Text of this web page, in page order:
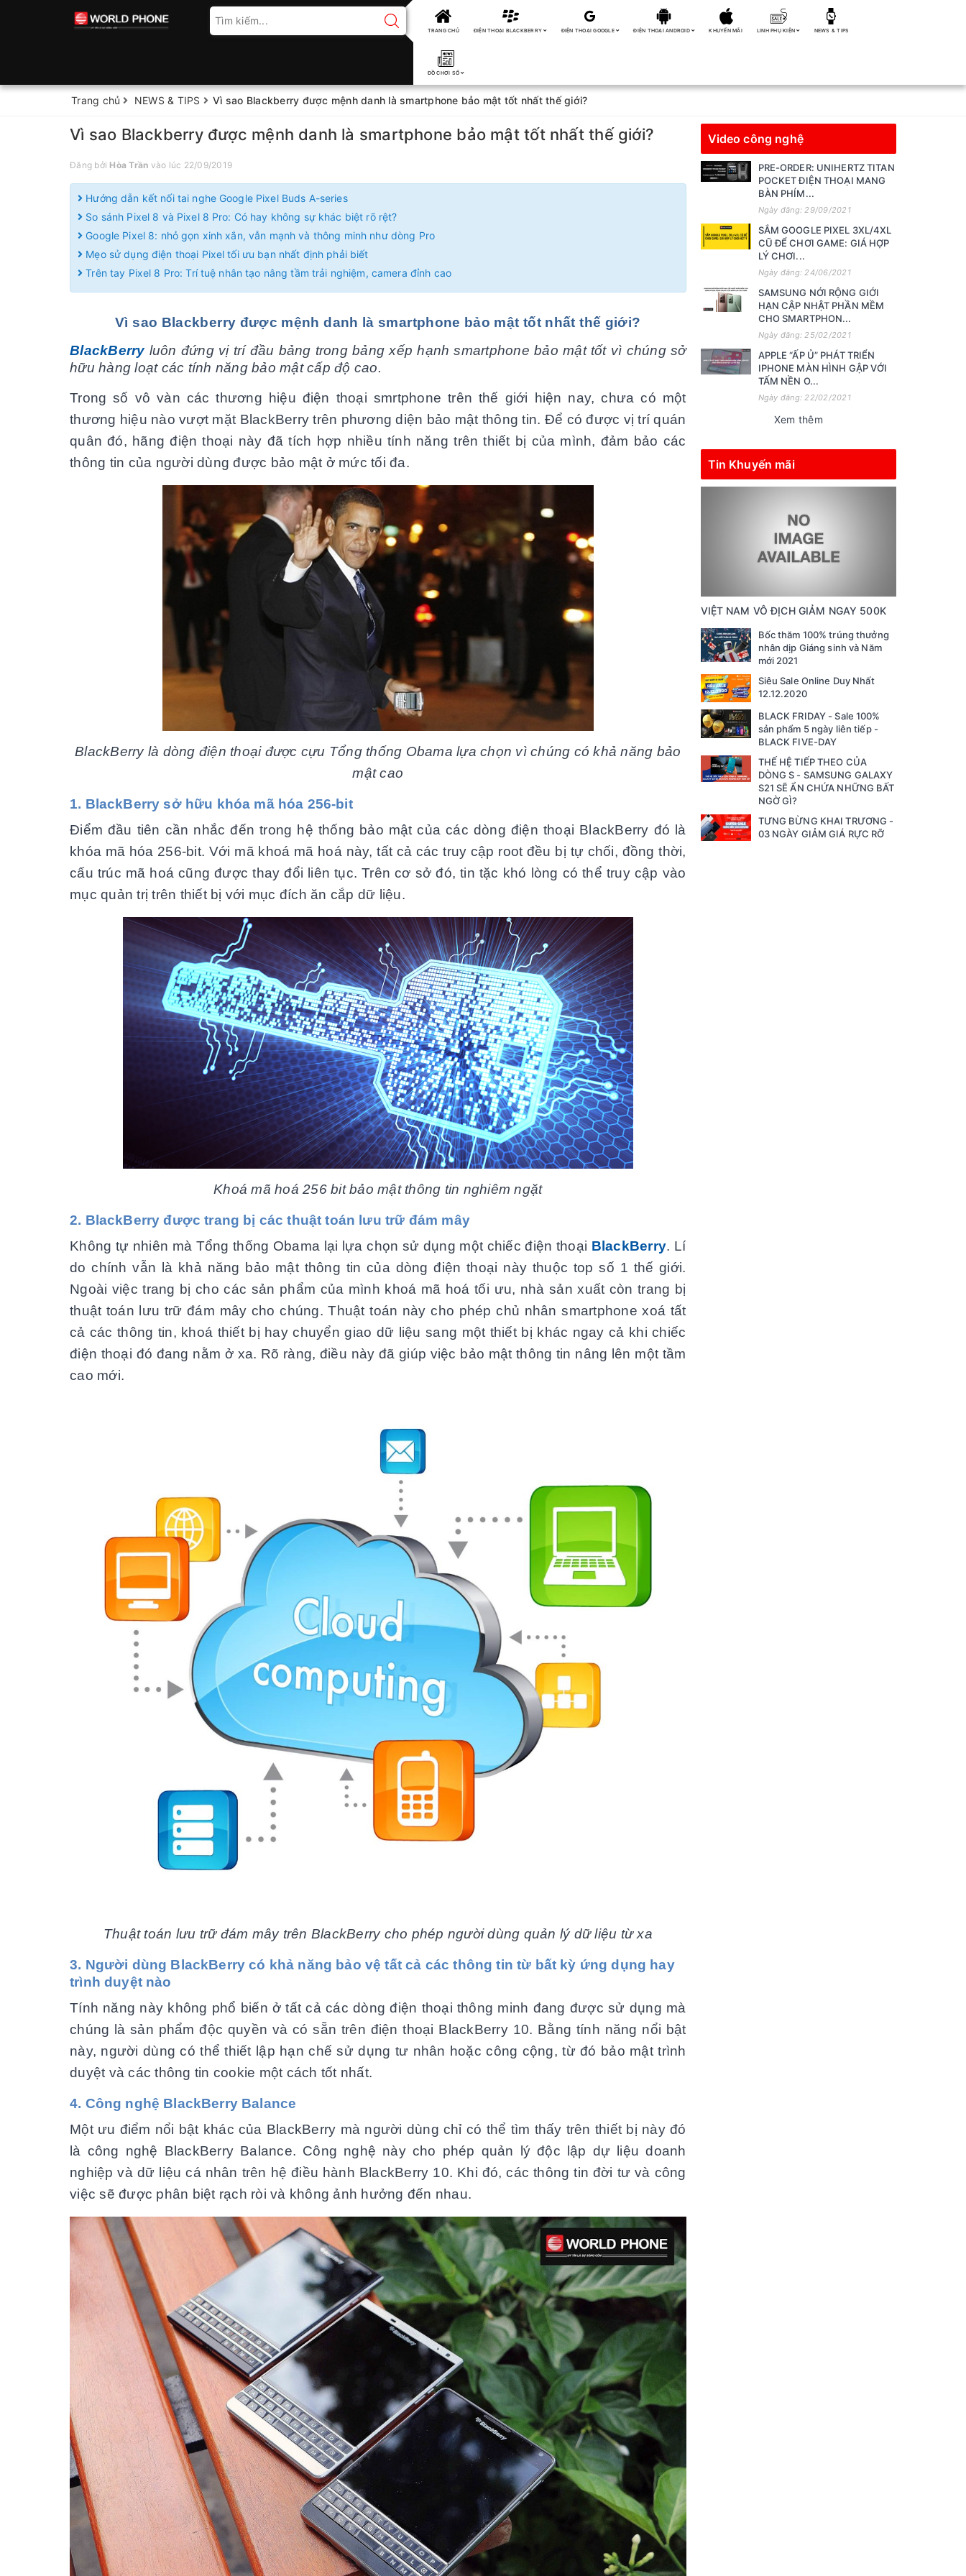
TRANG CHỦ ĐIỆN THOẠI BLACKBERRY ĐIỆN THOẠI GOOGLE ĐIỆN THOẠI ANDROID KHUYẾN MÃI LINH PHỤ KIỆN NEWS & TIPS
ĐỒ CHƠI SỐ
Trang chủ NEWS & TIPS Vì sao Blackberry được mệnh danh là smartphone bảo mật tốt nhất thế giới?
Vì sao Blackberry được mệnh danh là smartphone bảo mật tốt nhất thế giới?
Đăng bởi Hòa Trần vào lúc 22/09/2019
Hướng dẫn kết nối tai nghe Google Pixel Buds A-series
So sánh Pixel 8 và Pixel 8 Pro: Có hay không sự khác biệt rõ rệt?
Google Pixel 8: nhỏ gọn xinh xắn, vẫn mạnh và thông minh như dòng Pro
Mẹo sử dụng điện thoại Pixel tối ưu bạn nhất định phải biết
Trên tay Pixel 8 Pro: Trí tuệ nhân tạo nâng tầm trải nghiệm, camera đỉnh cao
Vì sao Blackberry được mệnh danh là smartphone bảo mật tốt nhất thế giới?
BlackBerryluôn đứng vị trí đầu bảng trong bảng xếp hạnh smartphone bảo mật tốt vì chúng sở
hữu hàng loạt các tính năng bảo mật cấp độ cao.
Trong số vô vàn các thương hiệu điện thoại smrtphone trên thế giới hiện nay, chưa có một
thương hiệu nào vượt mặt BlackBerry trên phương diện bảo mật thông tin. Để có được vị trí quán
quân đó, hãng điện thoại này đã tích hợp nhiều tính năng trên thiết bị của mình, đảm bảo các
thông tin của người dùng được bảo mật ở mức tối đa.
BlackBerry là dòng điện thoại được cựu Tổng thống Obama lựa chọn vì chúng có khả năng bảo
mật cao
1. BlackBerry sở hữu khóa mã hóa 256-bit
Điểm đầu tiên cần nhắc đến trong hệ thống bảo mật của các dòng điện thoại BlackBerry đó là
khóa mã hóa 256-bit. Với mã khoá mã hoá này, tất cả các truy cập root đều bị tự chối, đồng thời,
cấu trúc mã hoá cũng được thay đổi liên tục. Trên cơ sở đó, tin tặc khó lòng có thể truy cập vào
mục quản trị trên thiết bị với mục đích ăn cắp dữ liệu.
Khoá mã hoá 256 bit bảo mật thông tin nghiêm ngặt
2. BlackBerry được trang bị các thuật toán lưu trữ đám mây
Không tự nhiên mà Tổng thống Obama lại lựa chọn sử dụng một chiếc điện thoại BlackBerry. Lí
do chính vẫn là khả năng bảo mật thông tin của dòng điện thoại này thuộc top số 1 thế giới.
Ngoài việc trang bị cho các sản phẩm của mình khoá mã hoá tối ưu, nhà sản xuất còn trang bị
thuật toán lưu trữ đám mây cho chúng. Thuật toán này cho phép chủ nhân smartphone xoá tất
cả các thông tin, khoá thiết bị hay chuyển giao dữ liệu sang một thiết bị khác ngay cả khi chiếc
điện thoại đó đang nằm ở xa. Rõ ràng, điều này đã giúp việc bảo mật thông tin nâng lên một tầm
cao mới.
Thuật toán lưu trữ đám mây trên BlackBerry cho phép người dùng quản lý dữ liệu từ xa
3. Người dùng BlackBerry có khả năng bảo vệ tất cả các thông tin từ bất kỳ ứng dụng hay
trình duyệt nào
Tính năng này không phổ biến ở tất cả các dòng điện thoại thông minh đang được sử dụng mà
chúng là sản phẩm độc quyền và có sẵn trên điện thoại BlackBerry 10. Bằng tính năng nổi bật
này, người dùng có thể thiết lập hạn chế sử dụng tư nhân hoặc công cộng, từ đó bảo mật trình
duyệt và các thông tin cookie một cách tốt nhất.
4. Công nghệ BlackBerry Balance
Một ưu điểm nổi bật khác của BlackBerry mà người dùng chỉ có thể tìm thấy trên thiết bị này đó
là công nghệ BlackBerry Balance. Công nghệ này cho phép quản lý độc lập dự liệu doanh
nghiệp và dữ liệu cá nhân trên hệ điều hành BlackBerry 10. Khi đó, các thông tin đời tư và công
việc sẽ được phân biệt rạch ròi và không ảnh hưởng đến nhau.
Video công nghệ
PRE-ORDER: UNIHERTZ TITAN
POCKET ĐIỆN THOẠI MANG
BÀN PHÍM...
Ngày đăng: 29/09/2021
SẮM GOOGLE PIXEL 3XL/4XL
CŨ ĐỂ CHƠI GAME: GIÁ HỢP
LÝ CHƠI...
Ngày đăng: 24/06/2021
SAMSUNG NỚI RỘNG GIỚI
HẠN CẬP NHẬT PHẦN MỀM
CHO SMARTPHON...
Ngày đăng: 25/02/2021
APPLE “ẤP Ủ” PHÁT TRIỂN
IPHONE MÀN HÌNH GẬP VỚI
TẤM NỀN O...
Ngày đăng: 22/02/2021
Xem thêm
Tin Khuyến mãi
VIỆT NAM VÔ ĐỊCH GIẢM NGAY 500K
Bốc thăm 100% trúng thưởng
nhân dịp Giáng sinh và Năm
mới 2021
Siêu Sale Online Duy Nhất
12.12.2020
BLACK FRIDAY - Sale 100%
sản phẩm 5 ngày liên tiếp -
BLACK FIVE-DAY
THẾ HỆ TIẾP THEO CỦA
DÒNG S - SAMSUNG GALAXY
S21 SẼ ẨN CHỨA NHỮNG BẤT
NGỜ GÌ?
TƯNG BỪNG KHAI TRƯƠNG -
03 NGÀY GIẢM GIÁ RỰC RỠ